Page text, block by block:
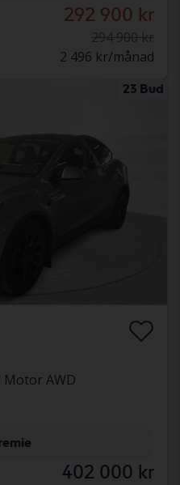
292 900 kr
294 900 kr
2 496 kr/månad
23 Bud
Motor AWD
402 000 kr